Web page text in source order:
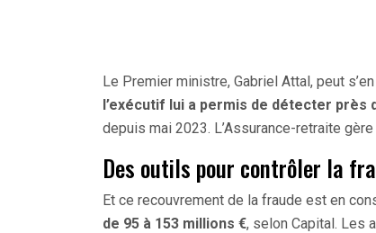
Le Premier ministre, Gabriel Attal, peut
l’exécutif lui a permis de détecter près
depuis mai 2023. L’Assurance-retraite
Des outils pour contrôler la
Et ce recouvrement de la fraude est en
de 95 à 153 millions €, selon Capital. Les